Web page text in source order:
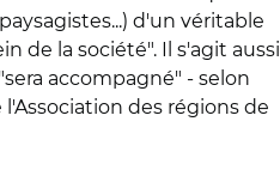
d'un véritable
de la société". Il s'agit aussi
accompagné" - selon
des régions de